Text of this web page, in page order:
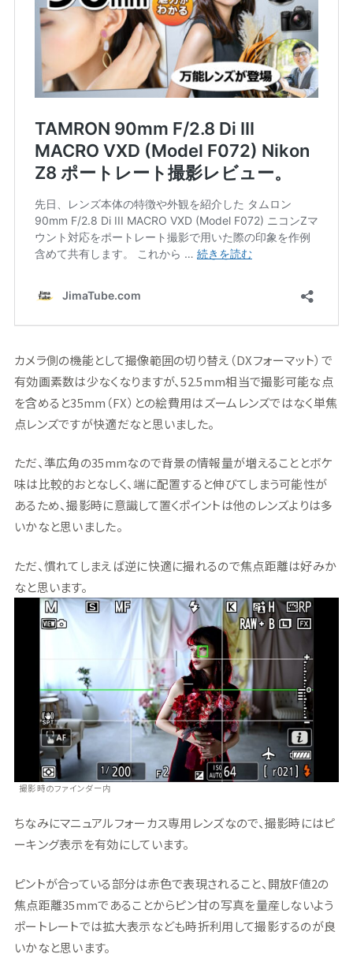
カメラ側の機能として撮像範囲の切り替え（DXフォーマット）で
有効画素数は少なくなりますが、52.5mm相当で撮影可能な点
を含めると35mm（FX）との絵費用はズームレンズではなく単焦
点レンズですが快適だなと思いました。
ただ、準広角の35mmなので背景の情報量が増えることとボケ
味は比較的おとなしく、端に配置すると伸びてしまう可能性が
あるため、撮影時に意識して置くポイントは他のレンズよりは多
いかなと思いました。
ただ、慣れてしまえば逆に快適に撮れるので焦点距離は好みか
なと思います。
撮影時のファインダー内
ちなみにマニュアルフォーカス専用レンズなので、撮影時にはピ
ーキング表示を有効にしています。
ピントが合っている部分は赤色で表現されること、開放F値2の
焦点距離35mmであることからピン甘の写真を量産しないよう
ポートレートでは拡大表示なども時折利用して撮影するのが良
いかなと思います。